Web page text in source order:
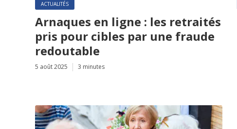
ACTUALITÉS
Arnaques en ligne : les retraités
pris pour cibles par une fraude
redoutable
5 août 2025 3 minutes